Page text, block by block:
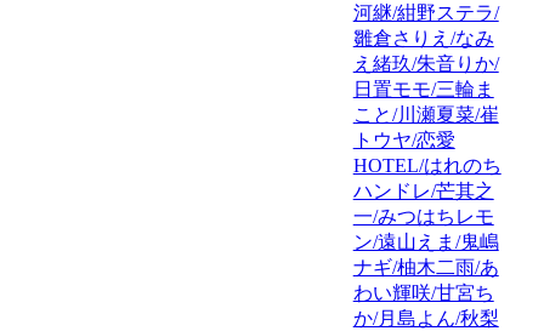
河継/紺野ステラ/
雛倉さりえ/なみ
え緒玖/朱音りか/
日置モモ/三輪ま
こと/川瀬夏菜/崔
トウヤ/恋愛
HOTEL/はれのち
ハンドレ/芒其之
一/みつはちレモ
ン/遠山えま/鬼嶋
ナギ/柚木二雨/あ
わい輝咲/甘宮ち
か/月島よん/秋梨